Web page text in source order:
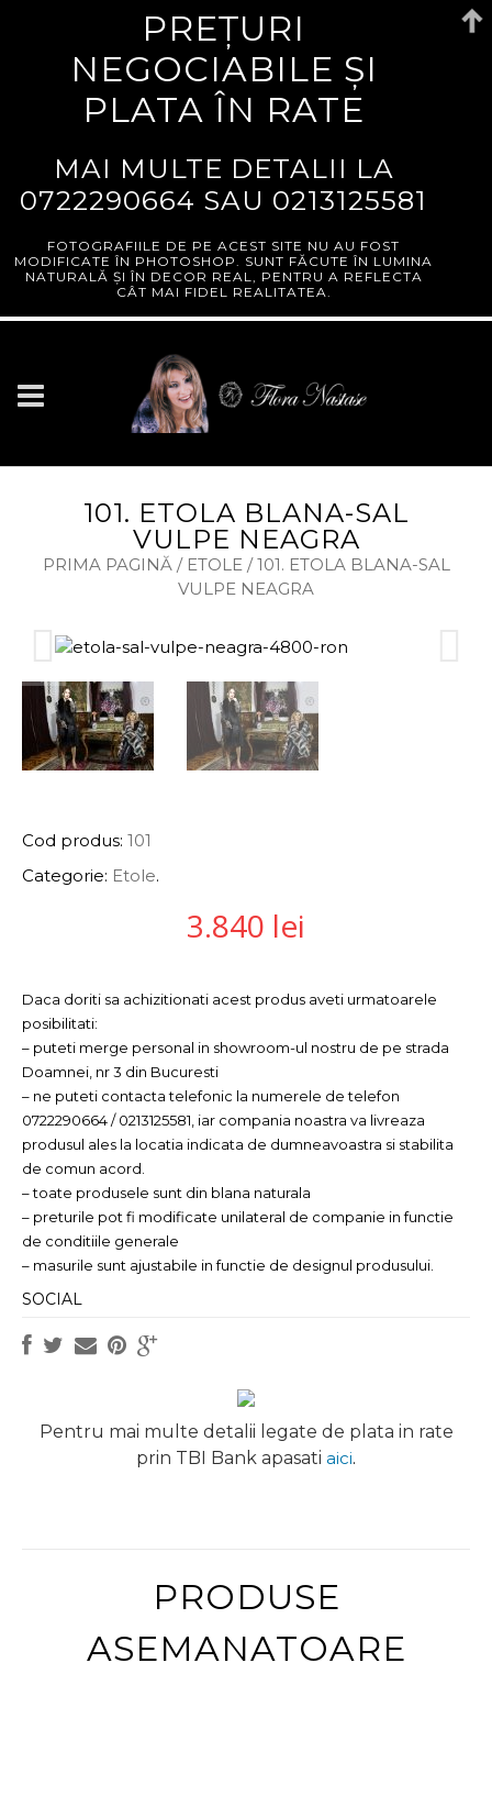
101. ETOLA BLANA-SAL
VULPE NEAGRA
PRIMA PAGINĂ/ ETOLE/ 101. ETOLA BLANA-SAL
VULPE NEAGRA
Cod produs: 101
Categorie: Etole.
3.840 lei
Daca doriti sa achizitionati acest produs aveti urmatoarele
posibilitati:
– puteti merge personal in showroom-ul nostru de pe strada
Doamnei, nr 3 din Bucuresti
– ne puteti contacta telefonic la numerele de telefon
0722290664 / 0213125581, iar compania noastra va livreaza
produsul ales la locatia indicata de dumneavoastra si stabilita
de comun acord.
– toate produsele sunt din blana naturala
– preturile pot fi modificate unilateral de companie in functie
de conditiile generale
– masurile sunt ajustabile in functie de designul produsului.
SOCIAL
Pentru mai multe detalii legate de plata in rate
prin TBI Bank apasati aici.
PRODUSE
ASEMANATOARE
PREȚURI
NEGOCIABILE ȘI
PLATA ÎN RATE
MAI MULTE DETALII LA
0722290664 SAU 0213125581
FOTOGRAFIILE DE PE ACEST SITE NU AU FOST
MODIFICATE ÎN PHOTOSHOP. SUNT FĂCUTE ÎN LUMINA
NATURALĂ ȘI ÎN DECOR REAL, PENTRU A REFLECTA
CÂT MAI FIDEL REALITATEA.